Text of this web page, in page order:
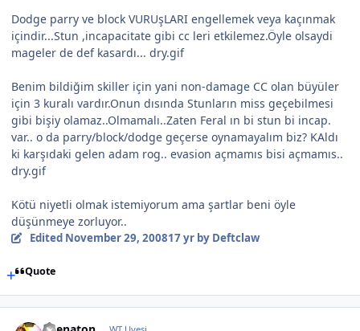
Dodge parry ve block VURUşLARI engellemek veya kaçınmak
içindir...Stun ,incapacitate gibi cc leri etkilemez.Öyle olsaydi
mageler de def kasardı... dry.gif
Benim bildiğim skiller için yani non-damage CC olan büyüler
için 3 kuralı vardır.Onun dısında Stunların miss geçebilmesi
gibi bişiy olamaz..Olmamalı..Zaten Feral ın bi stun bi incap.
var.. o da parry/block/dodge geçerse oynamayalım biz? KAldı
ki karşıdaki gelen adam rog.. evasion açmamıs bisi açmamıs..
dry.gif
Kötü niyetli olmak istemiyorum ama şartlar beni öyle
düşünmeye zorluyor..
Edited November 29, 200817 yrby Deftclaw
Quote